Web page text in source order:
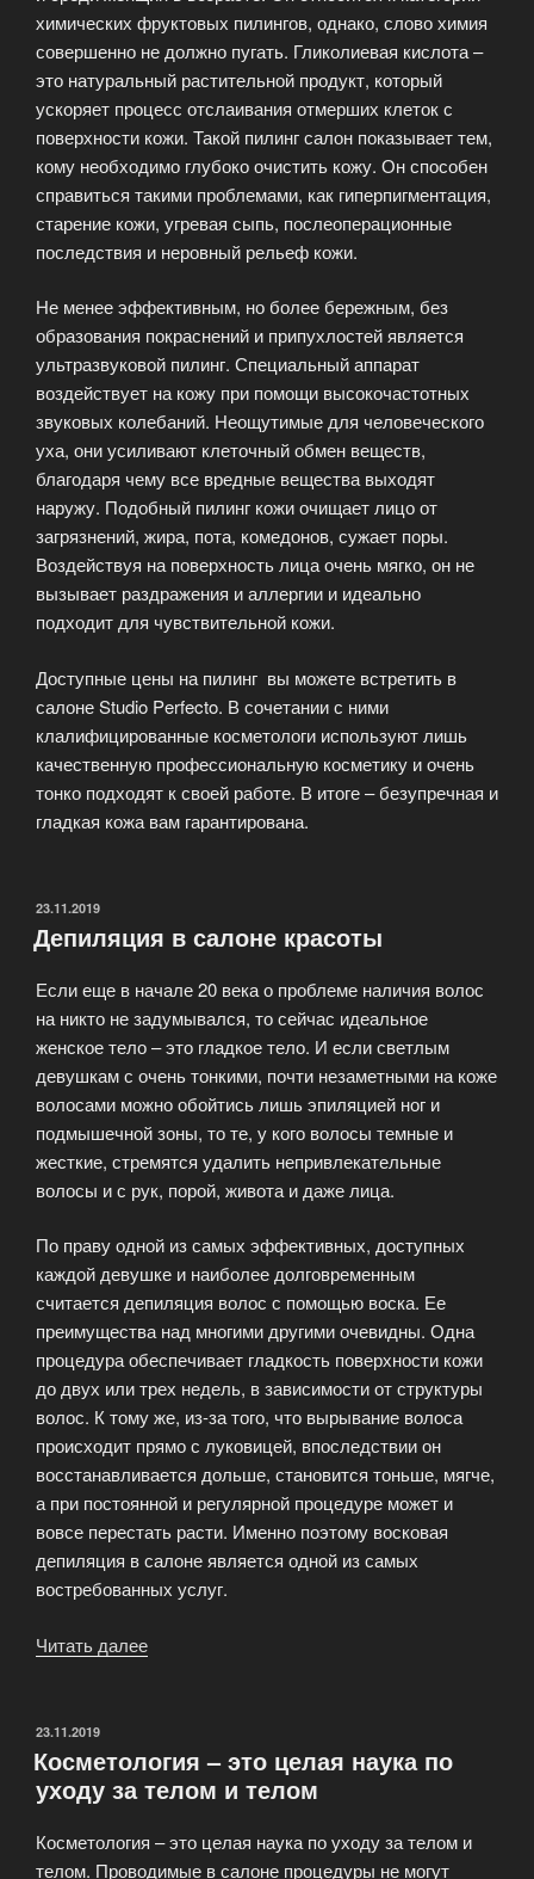
химических фруктовых пилингов, однако, слово химия
совершенно не должно пугать. Гликолиевая кислота –
это натуральный растительной продукт, который
ускоряет процесс отслаивания отмерших клеток с
поверхности кожи. Такой пилинг салон показывает тем,
кому необходимо глубоко очистить кожу. Он способен
справиться такими проблемами, как гиперпигментация,
старение кожи, угревая сыпь, послеоперационные
последствия и неровный рельеф кожи.
Не менее эффективным, но более бережным, без
образования покраснений и припухлостей является
ультразвуковой пилинг. Специальный аппарат
воздействует на кожу при помощи высокочастотных
звуковых колебаний. Неощутимые для человеческого
уха, они усиливают клеточный обмен веществ,
благодаря чему все вредные вещества выходят
наружу. Подобный пилинг кожи очищает лицо от
загрязнений, жира, пота, комедонов, сужает поры.
Воздействуя на поверхность лица очень мягко, он не
вызывает раздражения и аллергии и идеально
подходит для чувствительной кожи.
Доступные цены на пилинг вы можете встретить в
салоне Studio Perfecto. В сочетании с ними
клалифицированные косметологи используют лишь
качественную профессиональную косметику и очень
тонко подходят к своей работе. В итоге – безупречная и
гладкая кожа вам гарантирована.
ОПУБЛИКОВАНО
23.11.2019
Депиляция в салоне красоты
Если еще в начале 20 века о проблеме наличия волос
на никто не задумывался, то сейчас идеальное
женское тело – это гладкое тело. И если светлым
девушкам с очень тонкими, почти незаметными на коже
волосами можно обойтись лишь эпиляцией ног и
подмышечной зоны, то те, у кого волосы темные и
жесткие, стремятся удалить непривлекательные
волосы и с рук, порой, живота и даже лица.
По праву одной из самых эффективных, доступных
каждой девушке и наиболее долговременным
считается депиляция волос с помощью воска. Ее
преимущества над многими другими очевидны. Одна
процедура обеспечивает гладкость поверхности кожи
до двух или трех недель, в зависимости от структуры
волос. К тому же, из-за того, что вырывание волоса
происходит прямо с луковицей, впоследствии он
восстанавливается дольше, становится тоньше, мягче,
а при постоянной и регулярной процедуре может и
вовсе перестать расти. Именно поэтому восковая
депиляция в салоне является одной из самых
востребованных услуг.
Читать далее
ОПУБЛИКОВАНО
23.11.2019
Косметология – это целая наука по
уходу за телом и телом
Косметология – это целая наука по уходу за телом и
телом. Проводимые в салоне процедуры не могут